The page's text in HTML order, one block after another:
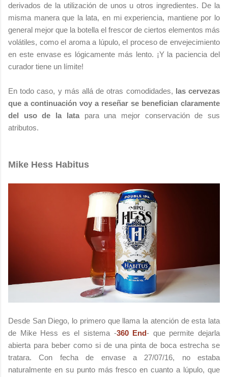
derivados de la utilización de unos u otros ingredientes. De la
misma manera que la lata, en mi experiencia, mantiene por lo
general mejor que la botella el frescor de ciertos elementos más
volátiles, como el aroma a lúpulo, el proceso de envejecimiento
en este envase es lógicamente más lento. ¡Y la paciencia del
curador tiene un límite!
En todo caso, y más allá de otras comodidades, las cervezas
que a continuación voy a reseñar se benefician claramente
del uso de la lata para una mejor conservación de sus
atributos.
Mike Hess Habitus
Desde San Diego, lo primero que llama la atención de esta lata
de Mike Hess es el sistema -360 End- que permite dejarla
abierta para beber como si de una pinta de boca estrecha se
tratara. Con fecha de envase a 27/07/16, no estaba
naturalmente en su punto más fresco en cuanto a lúpulo, que